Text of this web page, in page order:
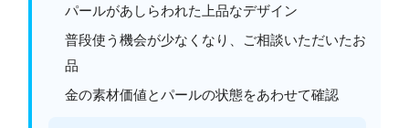
パールがあしらわれた上品なデザイン
普段使う機会が少なくなり、ご相談いただいたお
品
金の素材価値とパールの状態をあわせて確認